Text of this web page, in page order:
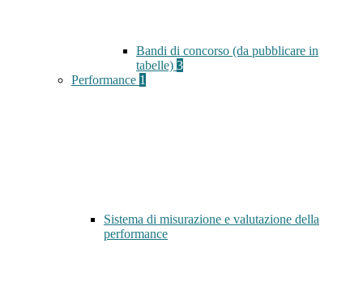
Bandi di concorso (da pubblicare in
tabelle) 3
Performance 1
Sistema di misurazione e valutazione della
performance